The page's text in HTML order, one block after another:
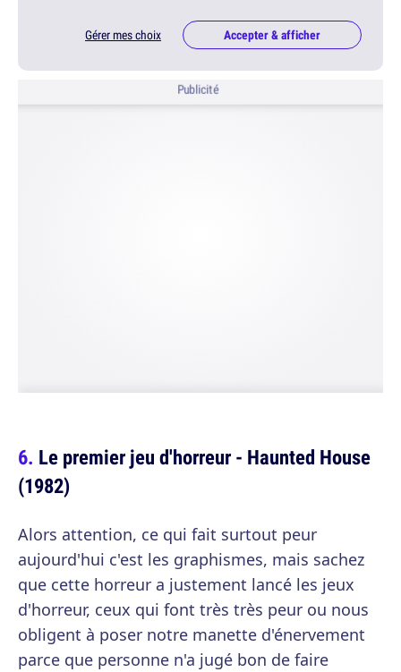
Gérer mes choix Accepter & afficher
Publicité
Le premier jeu d'horreur - Haunted House
(1982)
Alors attention, ce qui fait surtout peur
aujourd'hui c'est les graphismes, mais sachez
que cette horreur a justement lancé les jeux
d'horreur, ceux qui font très très peur ou nous
obligent à poser notre manette d'énervement
parce que personne n'a jugé bon de faire